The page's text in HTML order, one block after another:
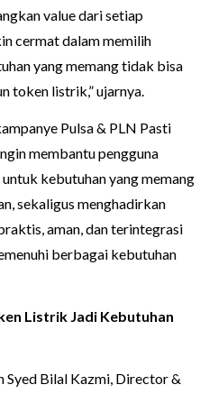
value dari setiap
cermat dalam memilih
yang memang tidak bisa
token listrik,” ujarnya.
Pulsa & PLN Pasti
membantu pengguna
kebutuhan yang memang
sekaligus menghadirkan
aman, dan terintegrasi
berbagai kebutuhan
Listrik Jadi Kebutuhan
Syed Bilal Kazmi, Director &